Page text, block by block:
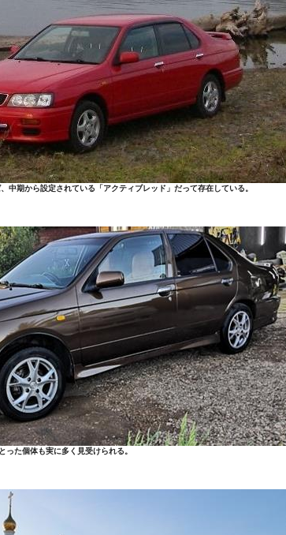
中期から設定されている「アクティブレッド」だって存在している。
った個体も実に多く見受けられる。